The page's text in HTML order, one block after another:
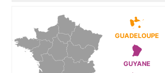
GUADELOUPE
GUYANE